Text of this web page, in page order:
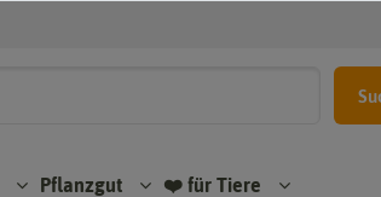
Pflanzgut ❤️ für Tiere